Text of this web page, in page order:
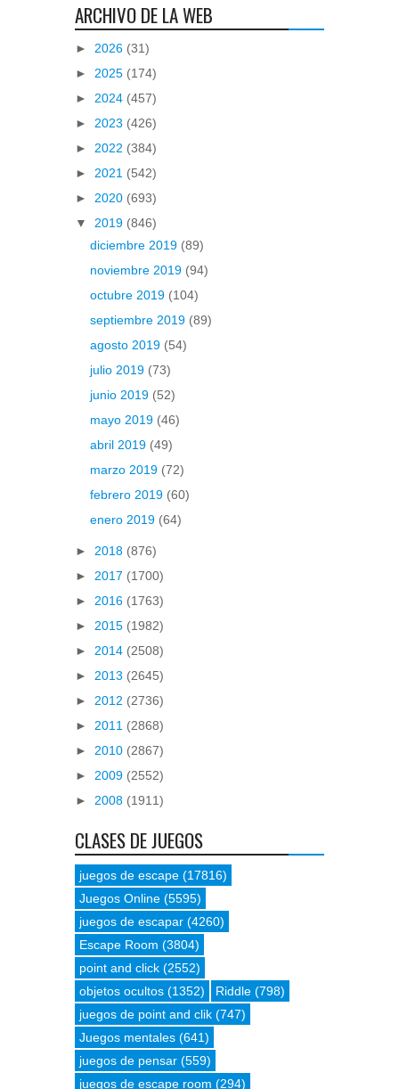
ARCHIVO DE LA WEB
► 2026 (31)
► 2025 (174)
► 2024 (457)
► 2023 (426)
► 2022 (384)
► 2021 (542)
► 2020 (693)
▼ 2019 (846)
diciembre 2019 (89)
noviembre 2019 (94)
octubre 2019 (104)
septiembre 2019 (89)
agosto 2019 (54)
julio 2019 (73)
junio 2019 (52)
mayo 2019 (46)
abril 2019 (49)
marzo 2019 (72)
febrero 2019 (60)
enero 2019 (64)
► 2018 (876)
► 2017 (1700)
► 2016 (1763)
► 2015 (1982)
► 2014 (2508)
► 2013 (2645)
► 2012 (2736)
► 2011 (2868)
► 2010 (2867)
► 2009 (2552)
► 2008 (1911)
CLASES DE JUEGOS
juegos de escape (17816)
Juegos Online (5595)
juegos de escapar (4260)
Escape Room (3804)
point and click (2552)
objetos ocultos (1352) Riddle (798)
juegos de point and clik (747)
Juegos mentales (641)
juegos de pensar (559)
juegos de escape room (294)